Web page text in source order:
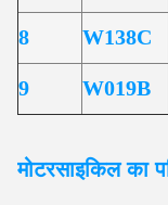
8 W138C
9 W019B
मोटरसाइकिल का